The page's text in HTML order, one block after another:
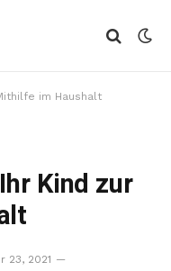
im Haushalt
Kind zur
23, 2021